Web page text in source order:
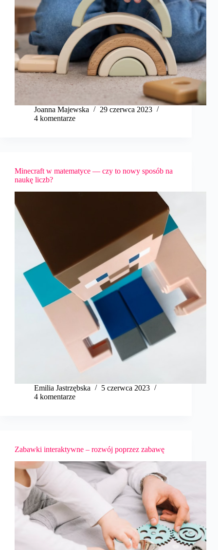
Joanna Majewska
29 czerwca 2023
4 komentarze
Minecraft w matematyce — czy to nowy sposób na
naukę liczb?
Emilia Jastrzębska
5 czerwca 2023
4 komentarze
Zabawki interaktywne – rozwój poprzez zabawę